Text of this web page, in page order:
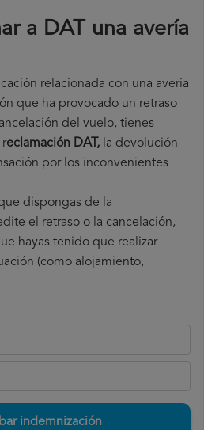
a DAT una avería
relacionada con una avería
que ha provocado un retraso
del vuelo, tienes
reclamación DAT, la devolución
por los inconvenientes
dispongas de la
el retraso o la cancelación,
hayas tenido que realizar
(como alojamiento,
indemnización